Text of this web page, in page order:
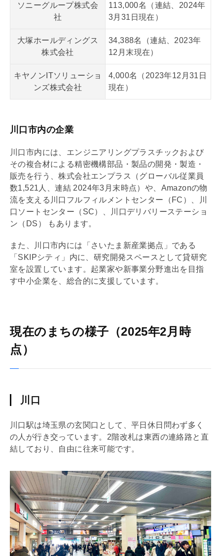
ソニーグループ株式会
社
113,000名（連結、2024年
3月31日現在）
大塚ホールディングス
株式会社
34,388名（連結、2023年
12月末現在）
キヤノンITソリューショ
ンズ株式会社
4,000名（2023年12月31日
現在）
川口市内の企業
川口市内には、エンジニアリングプラスチックおよび
その複合材による精密機構部品・製品の開発・製造・
販売を行う、株式会社エンプラス（グローバル従業員
数1,521人、連結 2024年3月末時点）や、Amazonの物
流を支える川口フルフィルメントセンター（FC）、川
口ソートセンター（SC）、川口デリバリーステーショ
ン（DS） もあります。
また、川口市内には「さいたま新産業拠点」である
「SKIPシティ」内に、研究開発スペースとして貸研究
室を設置しています。起業家や新事業分野進出を目指
す中小企業を、総合的に支援しています。
現在のまちの様子（2025年2月時
点）
川口
川口駅は埼玉県の玄関口として、平日休日問わず多く
の人が行き交っています。2階改札は東西の連絡路と直
結しており、自由に往来可能です。